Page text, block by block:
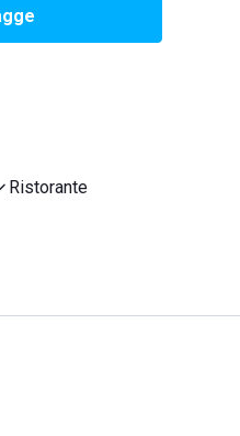
Ristorante